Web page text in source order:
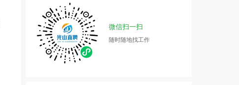
微信扫一扫
随时随地找工作